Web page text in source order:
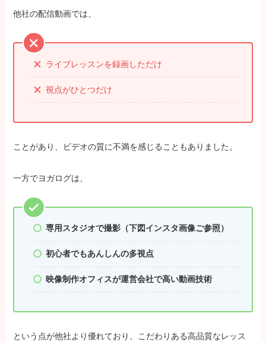
他社の配信動画では、
ライブレッスンを録画しただけ
視点がひとつだけ
ことがあり、ビデオの質に不満を感じることもありました。
一方でヨガログは、
専用スタジオで撮影（下図インスタ画像ご参照）
初心者でもあんしんの多視点
映像制作オフィスが運営会社で高い動画技術
という点が他社より優れており、こだわりある高品質なレッス